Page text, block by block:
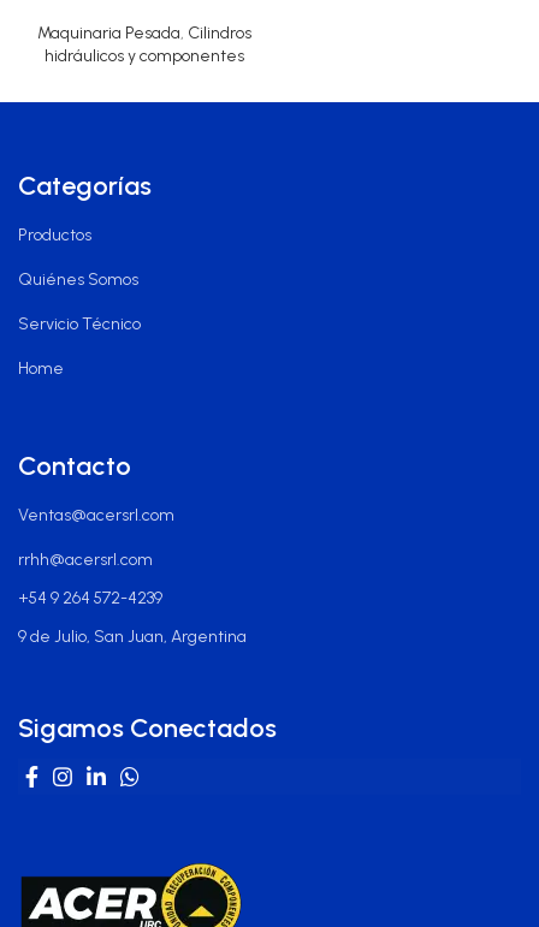
Maquinaria Pesada, Cilindros
hidráulicos y componentes
Categorías
Productos
Quiénes Somos
Servicio Técnico
Home
Contacto
Ventas@acersrl.com
rrhh@acersrl.com
+54 9 264 572-4239
9 de Julio, San Juan, Argentina
Sigamos Conectados